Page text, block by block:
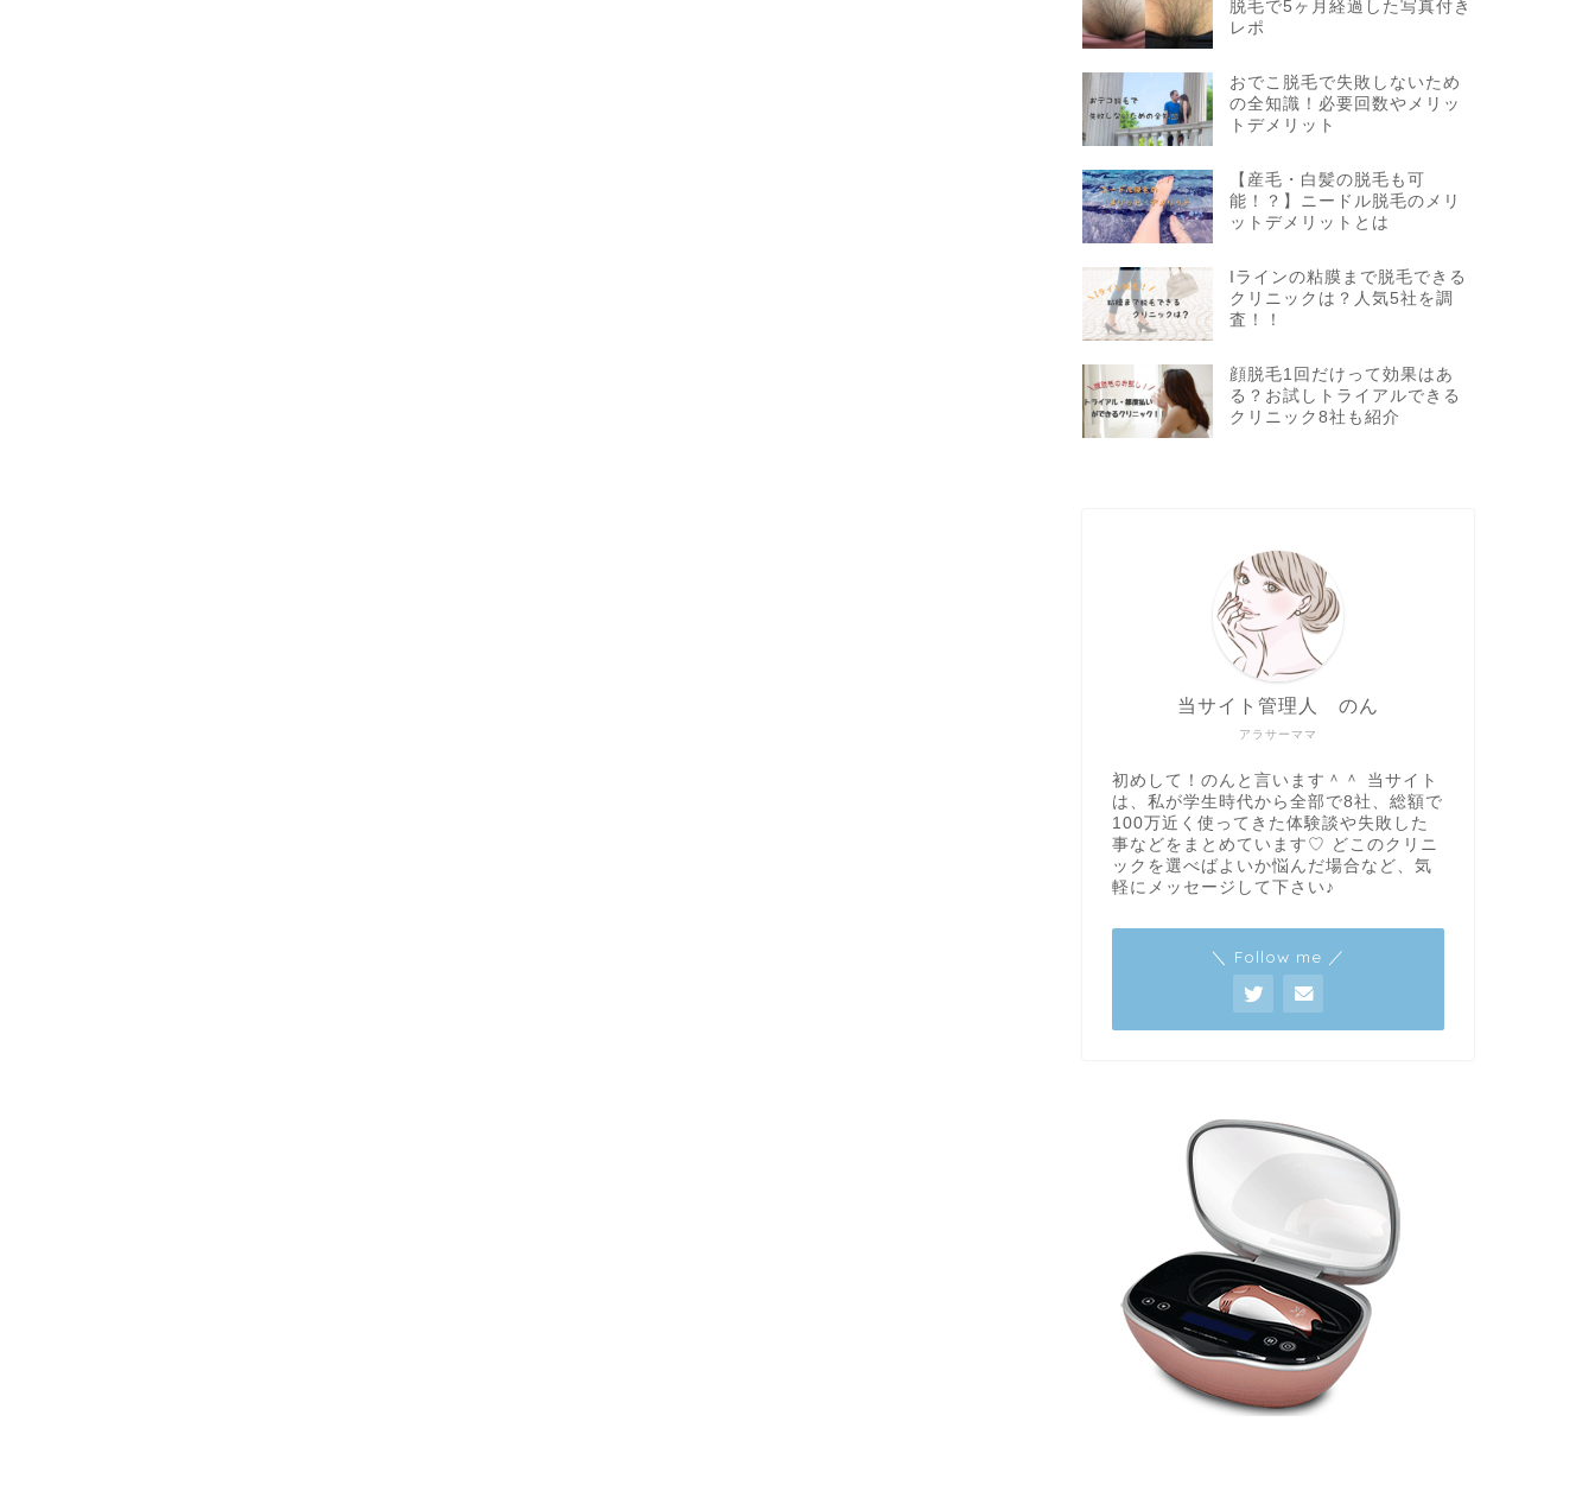
脱毛で5ヶ月経過した写真付き
レポ
おでこ脱毛で失敗しないため
の全知識！必要回数やメリッ
トデメリット
【産毛・白髪の脱毛も可
能！？】ニードル脱毛のメリ
ットデメリットとは
Iラインの粘膜まで脱毛できる
クリニックは？人気5社を調
査！！
顔脱毛1回だけって効果はあ
る？お試しトライアルできる
クリニック8社も紹介
アラサーママ
当サイト管理人 のん
初めして！のんと言います＾＾ 当サイト
は、私が学生時代から全部で8社、総額で
100万近く使ってきた体験談や失敗した
事などをまとめています♡ どこのクリニ
ックを選べばよいか悩んだ場合など、気
軽にメッセージして下さい♪
＼ Follow me ／